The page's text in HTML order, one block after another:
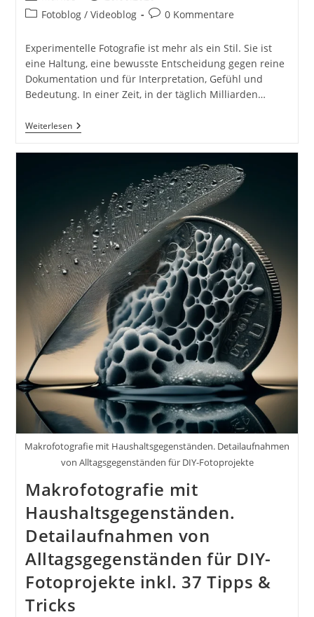
Autor:
veröffentlicht:
Beitrags-
Fotoblog / Videoblog
Beitrags-
0 Kommentare
Experimentelle Fotografie ist mehr als ein Stil. Sie ist
eine Haltung, eine bewusste Entscheidung gegen reine
Dokumentation und für Interpretation, Gefühl und
Bedeutung. In einer Zeit, in der täglich Milliarden…
WeiterlesenExperimentelle
Fotografie
Denken
Makrofotografie mit Haushaltsgegenständen. Detailaufnahmen
von Alltagsgegenständen für DIY-Fotoprojekte
Makrofotografie mit
Haushaltsgegenständen.
Detailaufnahmen von
Alltagsgegenständen für DIY-
Fotoprojekte inkl. 37 Tipps &
Tricks